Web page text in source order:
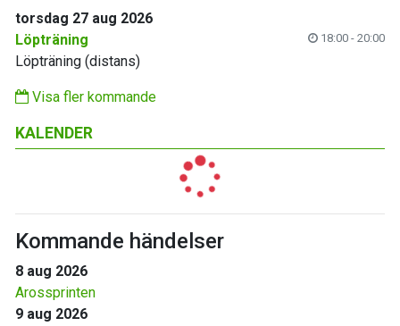
torsdag 27 aug 2026
Löpträning
18:00 - 20:00
Löpträning (distans)
Visa fler kommande
KALENDER
Kommande händelser
8 aug 2026
Arossprinten
9 aug 2026